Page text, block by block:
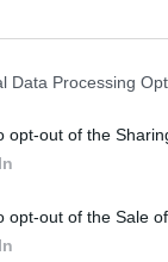
Data Processing
opt-out of the
opt-out of the Sale
il me
des amis ou
si c’est parce
ressens un
alors